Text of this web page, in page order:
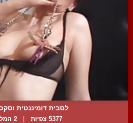
לסבית דומיננטית
5377 צפיות 2 המלצות